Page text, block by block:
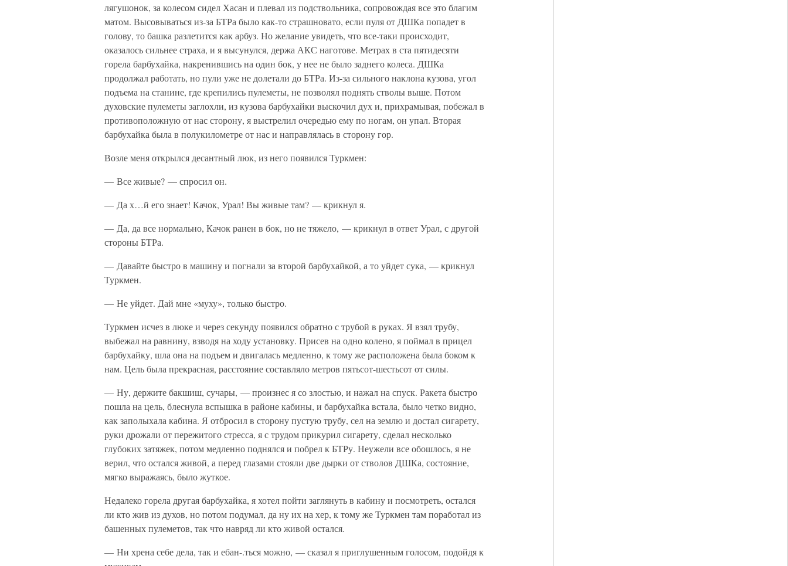
лягушонок, за колесом сидел Хасан и плевал из подствольника, сопровождая все это благим
матом. Высовываться из-за БТРа было как-то страшновато, если пуля от ДШКа попадет в
голову, то башка разлетится как арбуз. Но желание увидеть, что все-таки происходит,
оказалось сильнее страха, и я высунулся, держа АКС наготове. Метрах в ста пятидесяти
горела барбухайка, накренившись на один бок, у нее не было заднего колеса. ДШКа
продолжал работать, но пули уже не долетали до БТРа. Из-за сильного наклона кузова, угол
подъема на станине, где крепились пулеметы, не позволял поднять стволы выше. Потом
духовские пулеметы заглохли, из кузова барбухайки выскочил дух и, прихрамывая, побежал в
противоположную от нас сторону, я выстрелил очередью ему по ногам, он упал. Вторая
барбухайка была в полукилометре от нас и направлялась в сторону гор.
Возле меня открылся десантный люк, из него появился Туркмен:
— Все живые? — спросил он.
— Да х…й его знает! Качок, Урал! Вы живые там? — крикнул я.
— Да, да все нормально, Качок ранен в бок, но не тяжело, — крикнул в ответ Урал, с другой
стороны БТРа.
— Давайте быстро в машину и погнали за второй барбухайкой, а то уйдет сука, — крикнул
Туркмен.
— Не уйдет. Дай мне «муху», только быстро.
Туркмен исчез в люке и через секунду появился обратно с трубой в руках. Я взял трубу,
выбежал на равнину, взводя на ходу установку. Присев на одно колено, я поймал в прицел
барбухайку, шла она на подъем и двигалась медленно, к тому же расположена была боком к
нам. Цель была прекрасная, расстояние составляло метров пятьсот-шестьсот от силы.
— Ну, держите бакшиш, сучары, — произнес я со злостью, и нажал на спуск. Ракета быстро
пошла на цель, блеснула вспышка в районе кабины, и барбухайка встала, было четко видно,
как заполыхала кабина. Я отбросил в сторону пустую трубу, сел на землю и достал сигарету,
руки дрожали от пережитого стресса, я с трудом прикурил сигарету, сделал несколько
глубоких затяжек, потом медленно поднялся и побрел к БТРу. Неужели все обошлось, я не
верил, что остался живой, а перед глазами стояли две дырки от стволов ДШКа, состояние,
мягко выражаясь, было жуткое.
Недалеко горела другая барбухайка, я хотел пойти заглянуть в кабину и посмотреть, остался
ли кто жив из духов, но потом подумал, да ну их на хер, к тому же Туркмен там поработал из
башенных пулеметов, так что навряд ли кто живой остался.
— Ни хрена себе дела, так и ебан-.ться можно, — сказал я приглушенным голосом, подойдя к